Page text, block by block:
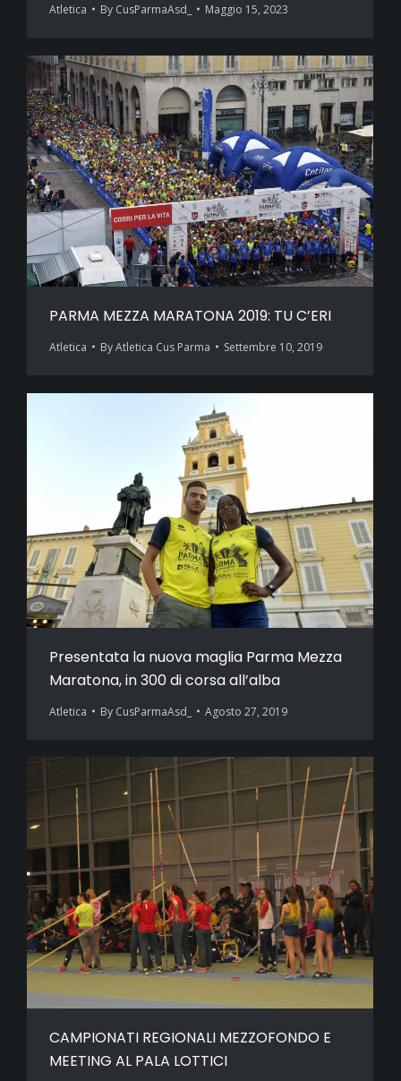
Atletica By CusParmaAsd_ Maggio 15, 2023
PARMA MEZZA MARATONA 2019: TU C’ERI
Atletica ByAtletica Cus Parma Settembre 10, 2019
Presentata la nuova maglia Parma Mezza
Maratona, in 300 di corsa all’alba
Atletica By CusParmaAsd_ Agosto 27, 2019
CAMPIONATI REGIONALI MEZZOFONDO E
MEETING AL PALA LOTTICI